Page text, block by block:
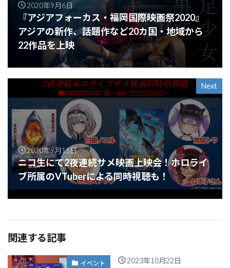
2020年9月6日
『アジアフォーカス・福岡国際映画祭2020』
アジアの新作、話題作など20カ国・地域から
22作品を上映
Next
2020年9月11日
ニコ生にて2夜連続サメ映画上映会！ホロライ
ブ所属のVTuberによる同時視聴も！
関連する記事
イベント 2023年10月22日